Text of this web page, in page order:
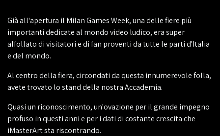
Già all'apertura il Milan Games Week, una delle fiere più
importanti dedicate al mondo video ludico, era super
affollato di visitatori e di fan proventi da tutte le parti d'Italia
e del mondo.
Al centro della fiera, circondati da questa innumerevole folla,
avete trovato lo stand della nostra Accademia.
Quasi un riconoscimento, un'ovazione per il grande impegno
profuso in questi anni e per i dati di costante crescita che
iMasterArt sta riscontrando.